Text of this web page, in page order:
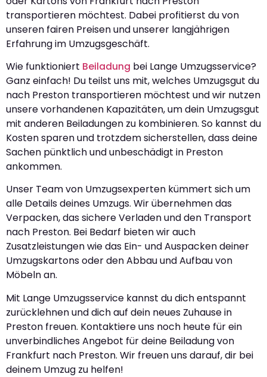
transportieren möchtest. Dabei profitierst du von
unseren fairen Preisen und unserer langjährigen
Erfahrung im Umzugsgeschäft.
Wie funktioniert Beiladung bei Lange Umzugsservice?
Ganz einfach! Du teilst uns mit, welches Umzugsgut du
nach Preston transportieren möchtest und wir nutzen
unsere vorhandenen Kapazitäten, um dein Umzugsgut
mit anderen Beiladungen zu kombinieren. So kannst du
Kosten sparen und trotzdem sicherstellen, dass deine
Sachen pünktlich und unbeschädigt in Preston
ankommen.
Unser Team von Umzugsexperten kümmert sich um
alle Details deines Umzugs. Wir übernehmen das
Verpacken, das sichere Verladen und den Transport
nach Preston. Bei Bedarf bieten wir auch
Zusatzleistungen wie das Ein- und Auspacken deiner
Umzugskartons oder den Abbau und Aufbau von
Möbeln an.
Mit Lange Umzugsservice kannst du dich entspannt
zurücklehnen und dich auf dein neues Zuhause in
Preston freuen. Kontaktiere uns noch heute für ein
unverbindliches Angebot für deine Beiladung von
Frankfurt nach Preston. Wir freuen uns darauf, dir bei
deinem Umzug zu helfen!